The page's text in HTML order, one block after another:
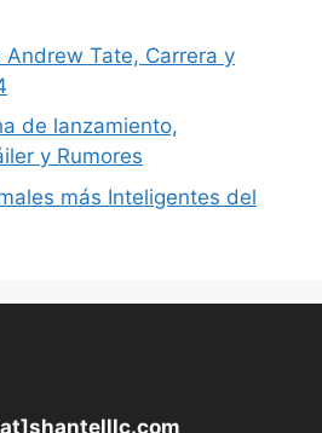
Tate, Carrera y
de lanzamiento,
y Rumores
más Inteligentes del